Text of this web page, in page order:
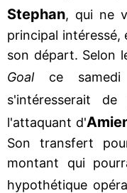
Stephan, qui ne
principal intéressé,
son départ. Selon
Goalce
s'intéresserait
l'attaquant d'
Son transfert
montant qui
hypothétique